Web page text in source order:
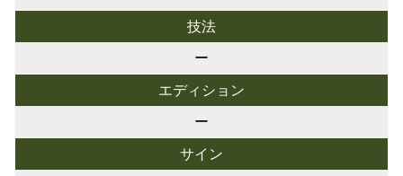
技法
ー
エディション
ー
サイン